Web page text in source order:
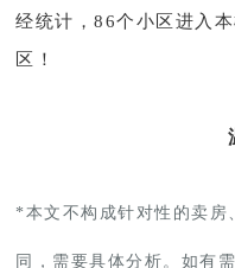
经统计，86个小区进入
区！
*本文不构成针对性的卖房
同，需要具体分析。如有